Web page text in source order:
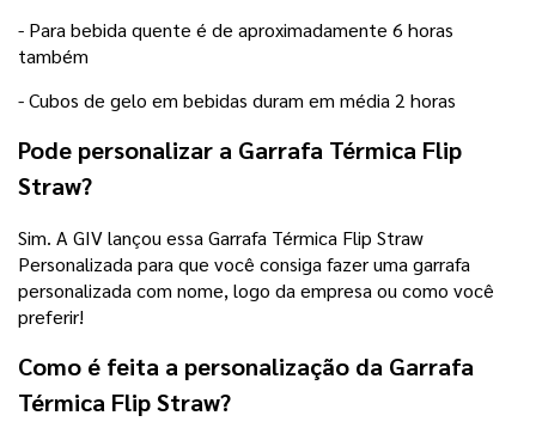
- Para bebida quente é de aproximadamente 6 horas
também
- Cubos de gelo em bebidas duram em média 2 horas
Pode personalizar a Garrafa Térmica Flip
Straw?
Sim. A GIV lançou essa Garrafa Térmica Flip Straw
Personalizada para que você consiga fazer uma garrafa
personalizada com nome, logo da empresa ou como você
preferir!
Como é feita a personalização da Garrafa
Térmica Flip Straw?